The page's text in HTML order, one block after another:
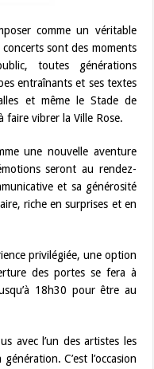
comme un véritable
sont des moments
toutes générations
entraînants et ses textes
et même le Stade de
faire vibrer la Ville Rose.
une nouvelle aventure
seront au rendez-
et sa générosité
riche en surprises et en
privilégiée, une option
des portes se fera à
18h30 pour être au
avec l’un des artistes les
C’est l’occasion